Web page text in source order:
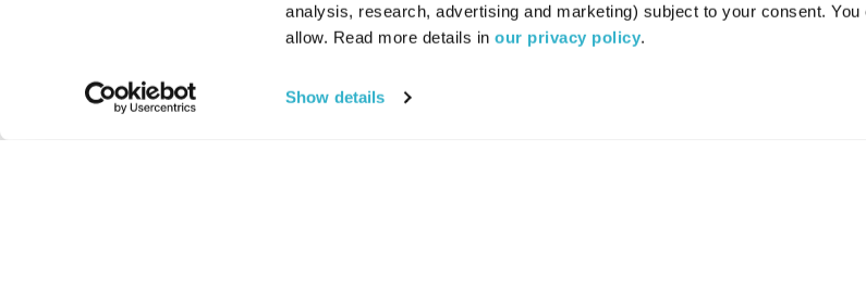
analysis, research, advertising and marketing) subject to your consent.
allow. Read more details in our privacy policy.
Show details